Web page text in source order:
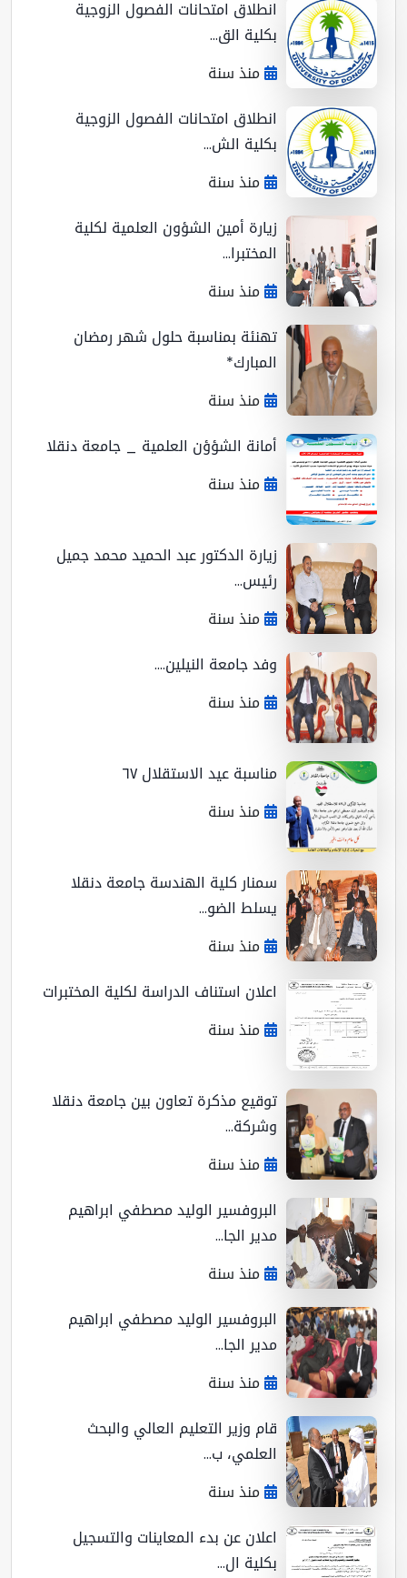
انطلاق امتحانات الفصول الزوجية
بكلية الق...
منذ سنة
انطلاق امتحانات الفصول الزوجية
بكلية الش...
منذ سنة
زيارة أمين الشؤون العلمية لكلية
المختبرا...
منذ سنة
تهنئة بمناسبة حلول شهر رمضان
المبارك*
منذ سنة
أمانة الشؤؤن العلمية _ جامعة دنقلا
منذ سنة
زيارة الدكتور عبد الحميد محمد جميل
رئيس...
منذ سنة
وفد جامعة النيلين....
منذ سنة
مناسبة عيد الاستقلال ٦٧
منذ سنة
سمنار كلية الهندسة جامعة دنقلا
يسلط الضو...
منذ سنة
اعلان استناف الدراسة لكلية المختبرات
منذ سنة
توقيع مذكرة تعاون بين جامعة دنقلا
وشركة...
منذ سنة
البروفسير الوليد مصطفي ابراهيم
مدير الجا...
منذ سنة
البروفسير الوليد مصطفي ابراهيم
مدير الجا...
منذ سنة
قام وزير التعليم العالي والبحث
العلمي، ب...
منذ سنة
اعلان عن بدء المعاينات والتسجيل
بكلية ال...